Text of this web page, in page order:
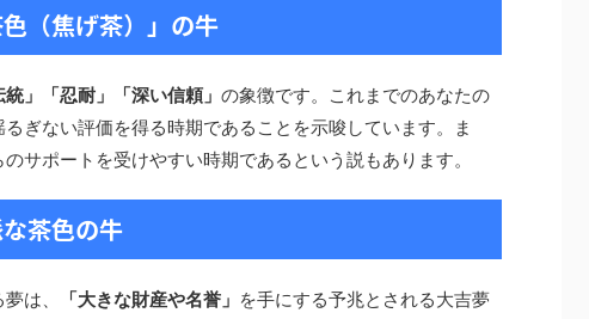
（焦げ茶）」の牛
統」「忍耐」「深い信頼」 の象徴です。これまでのあなたの
ぎない評価を得る時期であることを示唆しています。ま
サポートを受けやすい時期であるという説もあります。
茶色の牛
は、 「大きな財産や名誉」 を手にする予兆とされる大吉夢